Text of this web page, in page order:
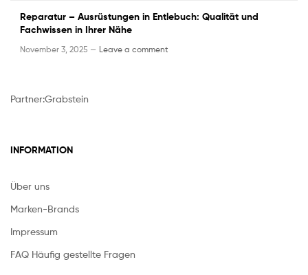
Reparatur – Ausrüstungen in Entlebuch: Qualität und
Fachwissen in Ihrer Nähe
November 3, 2025 — Leave a comment
Partner:Grabstein
INFORMATION
Über uns
Marken-Brands
Impressum
FAQ Häufig gestellte Fragen